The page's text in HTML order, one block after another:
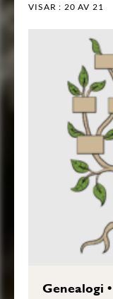
VISAR : 20 AV 21
Genealogi •